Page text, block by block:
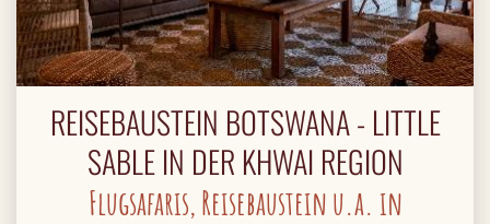
REISEBAUSTEIN BOTSWANA - LITTLE
SABLE IN DER KHWAI REGION
Flugsafaris, Reisebaustein u.a. in